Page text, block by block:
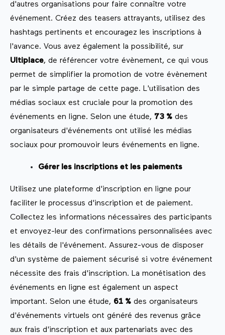
d'autres organisations pour faire connaître votre
événement. Créez des teasers attrayants, utilisez des
hashtags pertinents et encouragez les inscriptions à
l'avance. Vous avez également la possibilité, sur
Ultiplace, de référencer votre évènement, ce qui vous
permet de simplifier la promotion de votre évènement
par le simple partage de cette page. L'utilisation des
médias sociaux est cruciale pour la promotion des
événements en ligne. Selon une étude, 73 % des
organisateurs d'événements ont utilisé les médias
sociaux pour promouvoir leurs événements en ligne.
Gérer les inscriptions et les paiements
Utilisez une plateforme d'inscription en ligne pour
faciliter le processus d'inscription et de paiement.
Collectez les informations nécessaires des participants
et envoyez-leur des confirmations personnalisées avec
les détails de l'événement. Assurez-vous de disposer
d'un système de paiement sécurisé si votre événement
nécessite des frais d'inscription. La monétisation des
événements en ligne est également un aspect
important. Selon une étude, 61 % des organisateurs
d'événements virtuels ont généré des revenus grâce
aux frais d'inscription et aux partenariats avec des